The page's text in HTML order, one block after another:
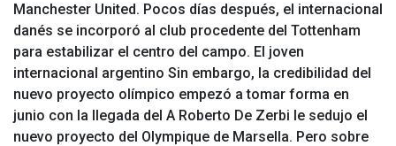
Manchester United. Pocos días después, el internacional
danés se incorporó al club procedente del Tottenham
para estabilizar el centro del campo. El joven
internacional argentino Sin embargo, la credibilidad del
nuevo proyecto olímpico empezó a tomar forma en
junio con la llegada del A Roberto De Zerbi le sedujo el
nuevo proyecto del Olympique de Marsella. Pero sobre